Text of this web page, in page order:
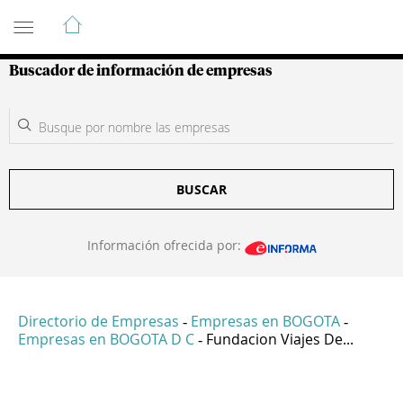
Guía de Empresas Colombianas
Buscador de información de empresas
BUSCAR
Información ofrecida por:
Directorio de Empresas - Empresas en BOGOTA -
Empresas en BOGOTA D C - Fundacion Viajes De...